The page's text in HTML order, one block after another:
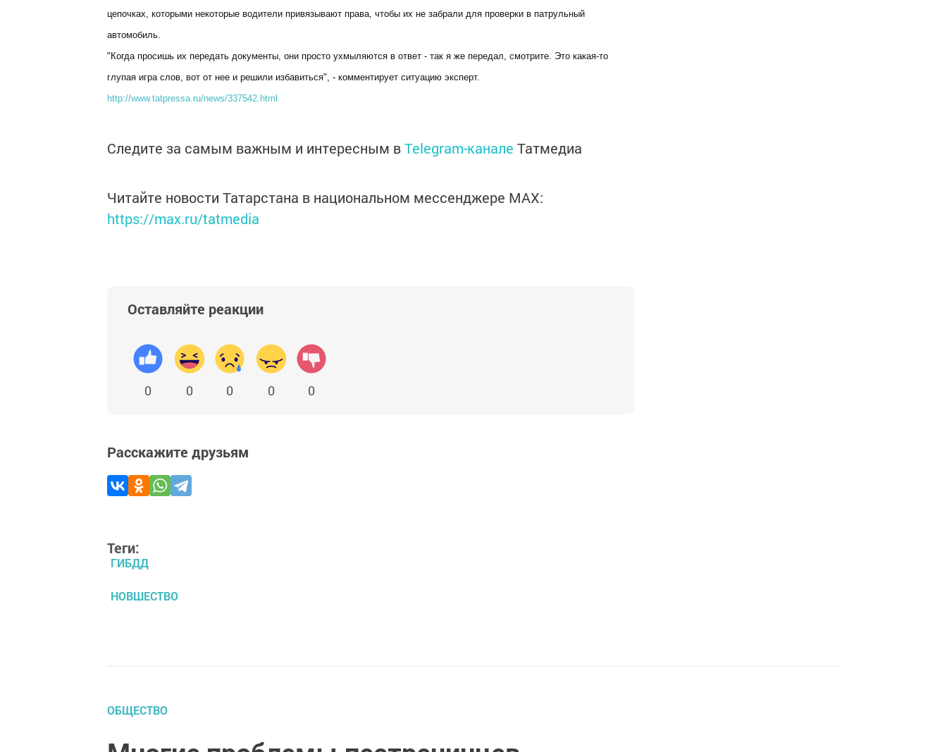
цепочках, которыми некоторые водители привязывают права, чтобы их не забрали для проверки в патрульный
автомобиль.
"Когда просишь их передать документы, они просто ухмыляются в ответ - так я же передал, смотрите. Это какая-то
глупая игра слов, вот от нее и решили избавиться", - комментирует ситуацию эксперт.
http://www.tatpressa.ru/news/337542.html
Следите за самым важным и интересным вTelegram-канале Татмедиа
Читайте новости Татарстана в национальном мессенджере MАХ:
https://max.ru/tatmedia
Оставляйте реакции
0 0 0 0 0
Расскажите друзьям
Теги:
ГИБДД
НОВШЕСТВО
ОБЩЕСТВО